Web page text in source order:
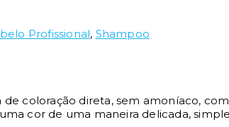
Profissional, Shampoo
de coloração direta, sem amoníaco,
cor de uma maneira delicada,